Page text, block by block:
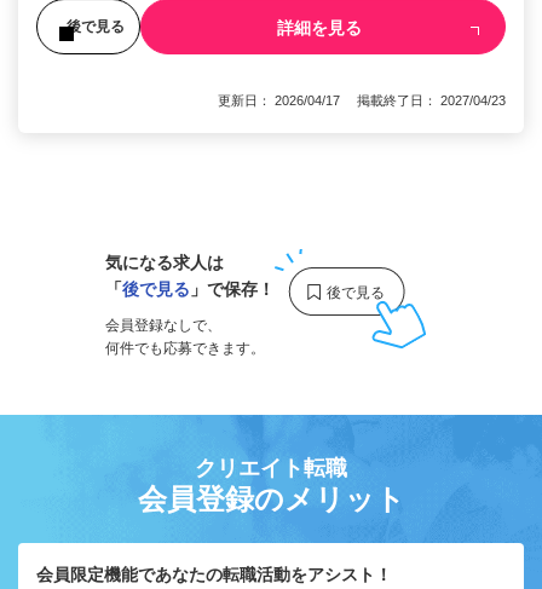
後で見る 詳細を見る
更新日： 2026/04/17 掲載終了日： 2027/04/23
気になる求人は
「後で見る 」で保存！
会員登録なしで、
何件でも応募できます。
クリエイト転職
会員登録のメリット
会員限定機能であなたの転職活動をアシスト！